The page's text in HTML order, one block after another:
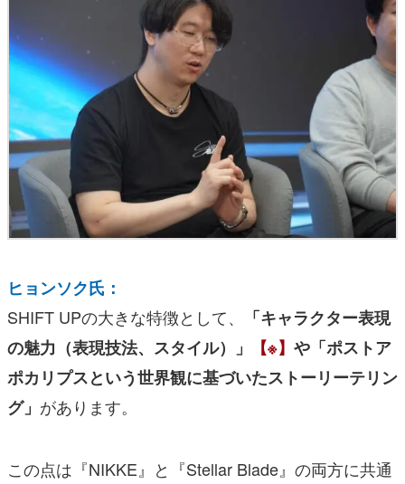
ヒョンソク氏：
SHIFT UPの大きな特徴として、
「キャラクター表現
の魅力（表現技法、スタイル）」
【※】 や「ポストア
ポカリプスという世界観に基づいたストーリーテリン
グ」 があります。
この点は『NIKKE』と『Stellar Blade』の両方に共通